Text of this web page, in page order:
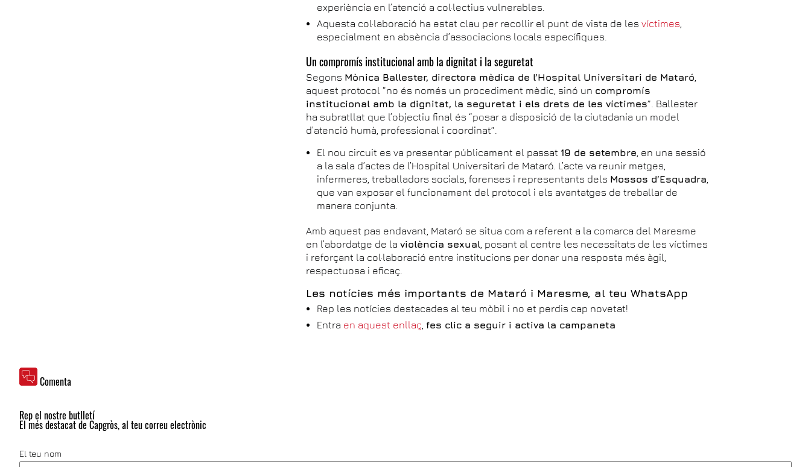
experiència en l’atenció a col·lectius vulnerables.
Aquesta col·laboració ha estat clau per recollir el punt de vista de lesvíctimes
especialment en absència d’associacions locals específiques.
Un compromís institucional amb la dignitat i la seguretat
Segons Mònica Ballester, directora mèdica de l’Hospital Universitari de Mataró
aquest protocol “no és només un procediment mèdic, sinó un compromís
institucional amb la dignitat, la seguretat i els drets de les víctimes”. Ballester
ha subratllat que l’objectiu final és “posar a disposició de la ciutadania un model
d’atenció humà, professional i coordinat”.
El nou circuit es va presentar públicament el passat 19 de setembre , en una sessió
a la sala d’actes de l’Hospital Universitari de Mataró. L’acte va reunir metges,
infermeres, treballadors socials, forenses i representants dels Mossos d’Esquadra
que van exposar el funcionament del protocol i els avantatges de treballar de
manera conjunta.
Amb aquest pas endavant, Mataró se situa com a referent a la comarca del Maresme
en l’abordatge de laviolència sexual , posant al centre les necessitats de les víctimes
i reforçant la col·laboració entre institucions per donar una resposta més àgil,
respectuosa i eficaç.
Les notícies més importants de Mataró i Maresme, al teu WhatsApp
Rep les notícies destacades al teu mòbil i no et perdis cap novetat!
Entra en aquest enllaç ,fes clic a seguir i activa la campaneta
Comenta
Rep el nostre butlletí
El més destacat de Capgròs, al teu correu electrònic
El teu nom